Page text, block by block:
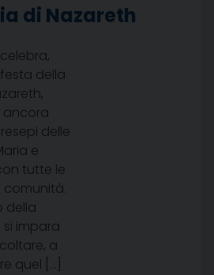
di Nazareth
della
ancora
delle
e
tutte le
comunità.
della
si impara
a
quel […]